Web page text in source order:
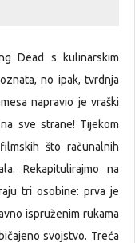
Dead s kulinarskim
no ipak, tvrdnja
napravio je vraški
sve strane! Tijekom
što računalnih
Rekapitulirajmo na
tri osobine: prva je
ispruženim rukama
svojstvo. Treća